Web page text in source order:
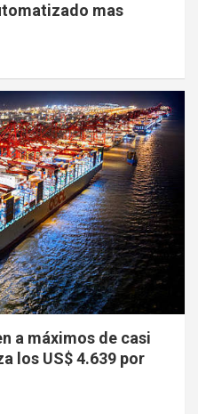
mas
a máximos de casi
los US$ 4.639 por